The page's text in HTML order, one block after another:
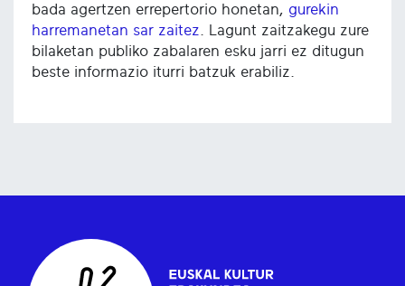
bada agertzen errepertorio honetan, gurekin
harremanetan sar zaitez . Lagunt zaitzakegu zure
bilaketan publiko zabalaren esku jarri ez ditugun
beste informazio iturri batzuk erabiliz.